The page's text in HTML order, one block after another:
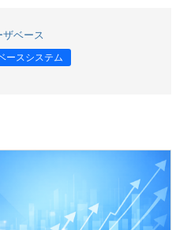
ベース
ースシステム